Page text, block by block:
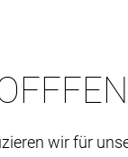
wir für